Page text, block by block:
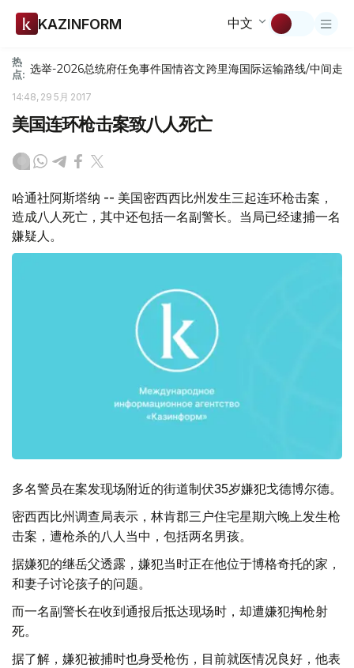
KAZINFORM 中文
热
点: 选举-2026总统府任免事件国情咨文跨里海国际运输路线/中间走廊
14:48, 29 5月 2017
美国连环枪击案致八人死亡
哈通社阿斯塔纳 -- 美国密西西比州发生三起连环枪击案，
造成八人死亡，其中还包括一名副警长。当局已经逮捕一名
嫌疑人。
多名警员在案发现场附近的街道制伏35岁嫌犯戈德博尔德。
密西西比州调查局表示，林肯郡三户住宅星期六晚上发生枪
击案，遭枪杀的八人当中，包括两名男孩。
据嫌犯的继岳父透露，嫌犯当时正在他位于博格奇托的家，
和妻子讨论孩子的问题。
而一名副警长在收到通报后抵达现场时，却遭嫌犯掏枪射
死。
据了解，嫌犯被捕时也身受枪伤，目前就医情况良好，他表